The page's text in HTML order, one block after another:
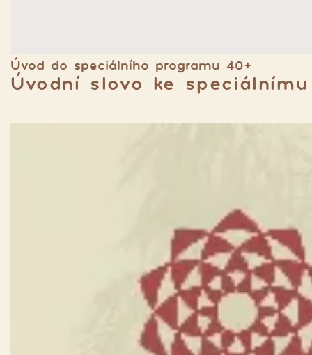
Úvod do speciálního programu 40+
Úvodní slovo ke